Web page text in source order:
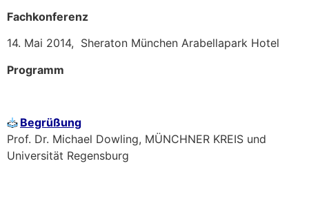
Fachkonferenz
14. Mai 2014, Sheraton München Arabellapark Hotel
Programm
Begrüßung
Prof. Dr. Michael Dowling, MÜNCHNER KREIS und
Universität Regensburg